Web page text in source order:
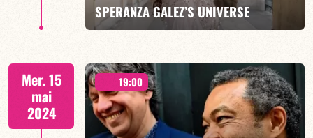
SPERANZA GALEZ’S UNIVERSE
SPECIALE CHICO BUARQUE - 21H00
Mer. 15
mai
2024
19:00